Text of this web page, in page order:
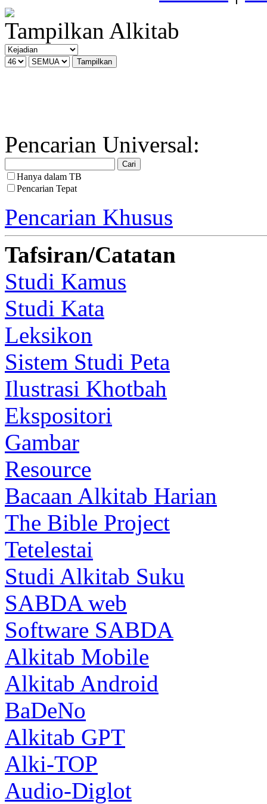
Tampilkan Alkitab
Pencarian Universal:
Hanya dalam TB
Pencarian Tepat
Pencarian Khusus
Tafsiran/Catatan
Studi Kamus
Studi Kata
Leksikon
Sistem Studi Peta
Ilustrasi Khotbah
Ekspositori
Gambar
Resource
Bacaan Alkitab Harian
The Bible Project
Tetelestai
Studi Alkitab Suku
SABDA web
Software SABDA
Alkitab Mobile
Alkitab Android
BaDeNo
Alkitab GPT
Alki-TOP
Audio-Diglot